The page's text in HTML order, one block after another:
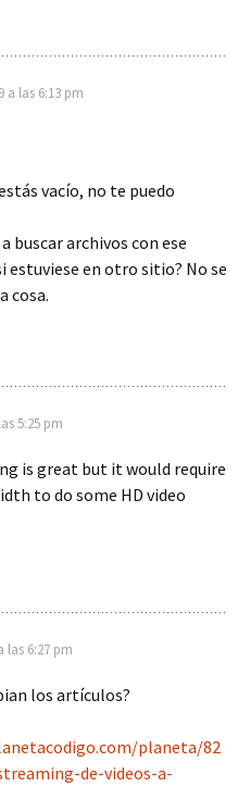
a las 6:13 pm
vacío, no te puedo
buscar archivos con ese
estuviese en otro sitio? No se
cosa.
5:25 pm
is great but it would require
to do some HD video
las 6:27 pm
los artículos?
planeta/82
de-videos-a-